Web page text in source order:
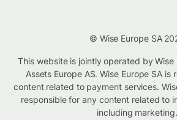
© Wise Europe SA
This website is jointly operated by Wise
Assets Europe AS. Wise Europe SA is
content related to payment services.
responsible for any content related to
including marketing.